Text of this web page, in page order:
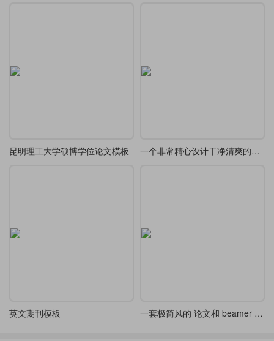
昆明理工大学硕博学位论文模板 一个非常精心设计干净清爽的毕业论文模版
英文期刊模板 一套极简风的 论文和 beamer 主题模版